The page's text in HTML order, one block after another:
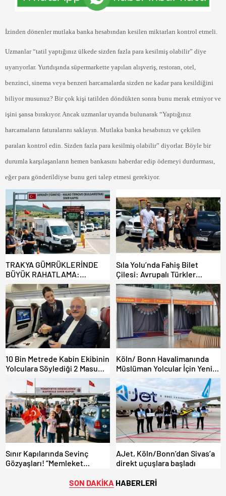
İzinden dönenler mutlaka banka hesabından kesilen miktarları kontrol etmeli.
Uzmanlar “tatil yaptığınız ülkede sizden fazla para kesilmiş olabilir” diye
uyarıyorlar. Yurtdışında süpermarkette yapılan alışveriş, restoran, otel,
benzinci, sinema veya benzeri harcamalarda sizden ne kadar para kesildiğini
biliyor musunuz? Bir çok kişi tatilden döndükten sonra bunu merak etmiyor ve
işini şansa bırakıyor. Ancak uzmanlar uyarıda bulunarak “Yaptığınız
harcamaların faturalarını saklayın. Mutlaka banka hesabınızı ve çekilen
paraları kontrol edin. Sizden fazla para kesilmiş olabilir” diyorlar. Böyle bir
durumla karşılaşanların hemen bankasını haberdar edip ödemeyi durdurması,
eğer para gönderildiyse bunu geri talep etmesi gerekiyor.
TRAKYA GÜMRÜKLERİNDE
BÜYÜK RAHATLAMA:
DEREKÖY HAFİF TİCARİ
ARAÇLARA AÇILIYOR!
Sıla Yolu’nda Fahiş Bilet
Çilesi: Avrupalı Türkler
Karayollarına Akın Etti,
Gümrükler Kilitlendi!
10 Bin Metrede Kabin Ekibinin
Yolculara Söylediği 2 Masum
Köln/ Bonn Havalimanında
Müslüman Yolcular İçin Yeni
İbadet Alanları Açıldı
Sınır Kapılarında Sevinç
Gözyaşları! “Memleket
AJet, Köln/Bonn’dan Sivas’a
direkt uçuşlara başladı
SON DAKİKA HABERLERİ